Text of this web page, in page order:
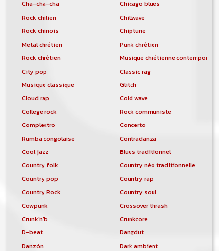
Cha-cha-cha
Chicago blues
Rock chilien
Chillwave
Rock chinois
Chiptune
Metal chrétien
Punk chrétien
Rock chrétien
Musique chrétienne
City pop
Classic rag
Musique classique
Glitch
Cloud rap
Cold wave
College rock
Rock communiste
Complextro
Concerto
Rumba congolaise
Contradanza
Cool jazz
Blues traditionnel
Country folk
Country néo traditionnelle
Country pop
Country rap
Country Rock
Country soul
Cowpunk
Crossover thrash
Crunk'n'b
Crunkcore
D-beat
Dangdut
Danzón
Dark ambient